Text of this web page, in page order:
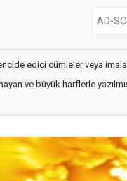
edici cümleler veya
ve büyük harflerle